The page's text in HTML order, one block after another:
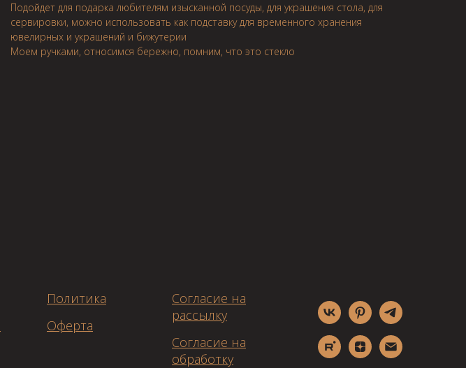
Подойдет для подарка любителям изысканной посуды, для украшения стола, для
сервировки, можно использовать как подставку для временного хранения
ювелирных и украшений и бижутерии
Моем ручками, относимся бережно, помним, что это стекло
Политика
Оферта
Согласие на
рассылку
Согласие на
обработку